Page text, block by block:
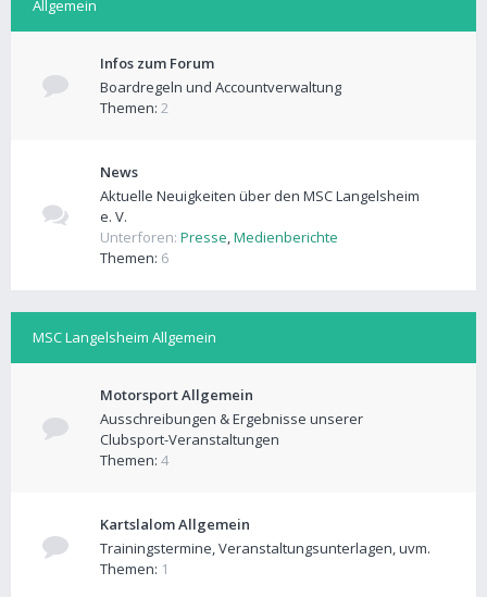
Allgemein
Infos zum Forum
Boardregeln und Accountverwaltung
Themen: 2
News
Aktuelle Neuigkeiten über den MSC Langelsheim
e. V.
Unterforen: Presse,Medienberichte
Themen: 6
MSC Langelsheim Allgemein
Motorsport Allgemein
Ausschreibungen & Ergebnisse unserer
Clubsport-Veranstaltungen
Themen: 4
Kartslalom Allgemein
Trainingstermine, Veranstaltungsunterlagen, uvm.
Themen: 1